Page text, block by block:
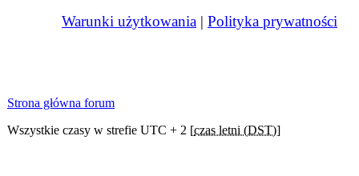
Warunki użytkowania | Polityka prywatności
Strona główna forum
Wszystkie czasy w strefie UTC + 2 [czas letni (DST)]